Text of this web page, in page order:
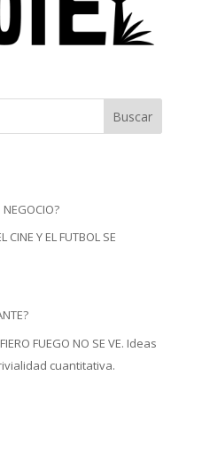
Buscar
NEGOCIO?
CINE Y EL FUTBOL SE
FUEGO NO SE VE. Ideas
cuantitativa.